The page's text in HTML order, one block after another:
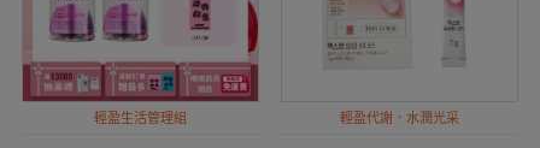
輕盈生活管理組 輕盈代謝．水潤光采